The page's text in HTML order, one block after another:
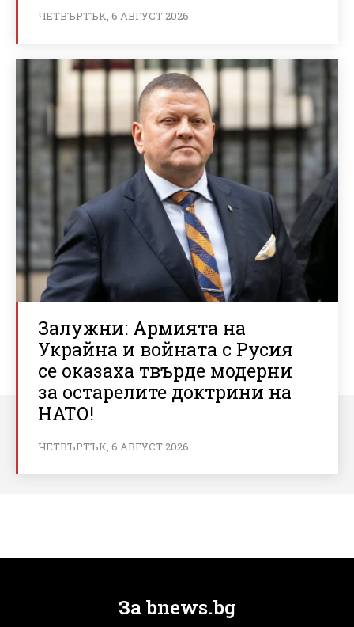
ЧЕТВЪРТЪК, 6 АВГУСТ 2026
Залужни: Армията на
Украйна и войната с Русия
се оказаха твърде модерни
за остарелите доктрини на
НАТО!
ЧЕТВЪРТЪК, 6 АВГУСТ 2026
За bnews.bg